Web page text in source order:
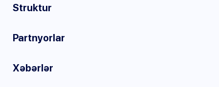
Struktur
Partnyorlar
Xəbərlər